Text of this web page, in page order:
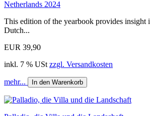
Netherlands 2024
This edition of the yearbook provides insight
Dutch...
EUR 39,90
inkl. 7 % USt zzgl. Versandkosten
mehr... In den Warenkorb